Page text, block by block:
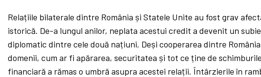
Relațiile bilaterale dintre România și Statele Unite au fost grav
istorică. De-a lungul anilor, neplata acestui credit a devenit un
diplomatic dintre cele două națiuni. Deși cooperarea dintre
domenii, cum ar fi apărarea, securitatea și tot ce ține de
financiară a rămas o umbră asupra acestei relații. Întârzierile în